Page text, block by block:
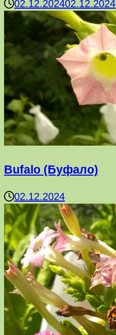
02.12.202402.12.2024
Bufalo (Буфало)
02.12.2024